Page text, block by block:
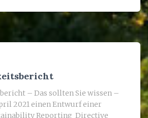
– Das sollten Sie wissen –
2021 einen Entwurf einer
Reporting Directive